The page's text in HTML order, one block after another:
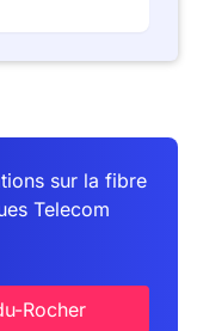
sur la fibre
Telecom
Rocher